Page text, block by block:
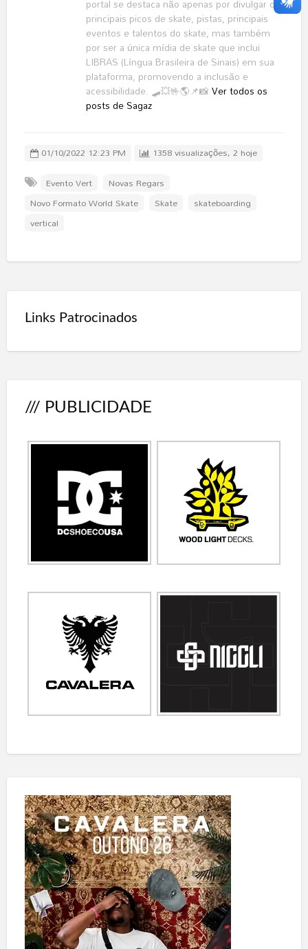
principais picos de skate, pistas, principais
eventos e talentos do skate, mas também
por ser a única mídia de skate que inclui
LIBRAS (Língua Brasileira de Sinais) em sua
plataforma, promovendo a inclusão e
acessibilidade. 🛹💥🤟🌎📌📸Ver todos os
posts de Sagaz
01/10/2022 12:23 PM
1358 visualizações, 2 hoje
Evento Vert
Novas Regars
Novo Formato World Skate
Skate
skateboarding
vertical
Links Patrocinados
/// PUBLICIDADE